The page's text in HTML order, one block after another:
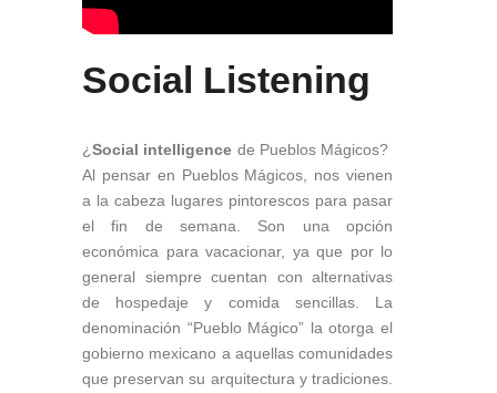
Social Listening
¿ Social intelligence de Pueblos Mágicos?
Al pensar en Pueblos Mágicos, nos vienen
a la cabeza lugares pintorescos para pasar
el fin de semana. Son una opción
económica para vacacionar, ya que por lo
general siempre cuentan con alternativas
de hospedaje y comida sencillas. La
denominación “Pueblo Mágico” la otorga el
gobierno mexicano a aquellas comunidades
que preservan su arquitectura y tradiciones.